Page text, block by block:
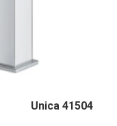
Unica 41504